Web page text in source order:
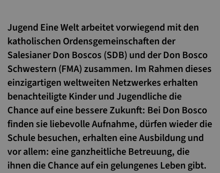
Jugend Eine Welt arbeitet vorwiegend mit den
katholischen Ordensgemeinschaften der
Salesianer Don Boscos (SDB) und der Don Bosco
Schwestern (FMA) zusammen. Im Rahmen dieses
einzigartigen weltweiten Netzwerkes erhalten
benachteiligte Kinder und Jugendliche die
Chance auf eine bessere Zukunft: Bei Don Bosco
finden sie liebevolle Aufnahme, dürfen wieder die
Schule besuchen, erhalten eine Ausbildung und
vor allem: eine ganzheitliche Betreuung, die
ihnen die Chance auf ein gelungenes Leben gibt.